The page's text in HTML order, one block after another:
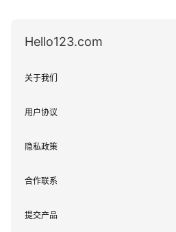
Hello123.com
关于我们
用户协议
隐私政策
合作联系
提交产品